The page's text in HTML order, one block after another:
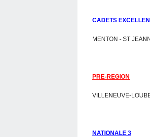
CADETS
MENTON - ST
PRE-REGION
VILLENEUVE-
NATIONALE 3